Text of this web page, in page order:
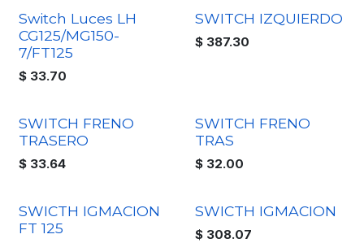
Switch Luces LH
CG125/MG150-
7/FT125
$ 33.70
SWITCH IZQUIERDO
$ 387.30
SWITCH FRENO
TRASERO
$ 33.64
SWITCH FRENO
TRAS
$ 32.00
SWICTH IGMACION
FT 125
SWICTH IGMACION
$ 308.07